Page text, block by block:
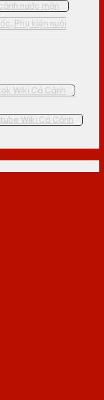
nước mặn
Phụ kiện nuôi
Wiki Cá Cảnh
Wiki Cá Cảnh